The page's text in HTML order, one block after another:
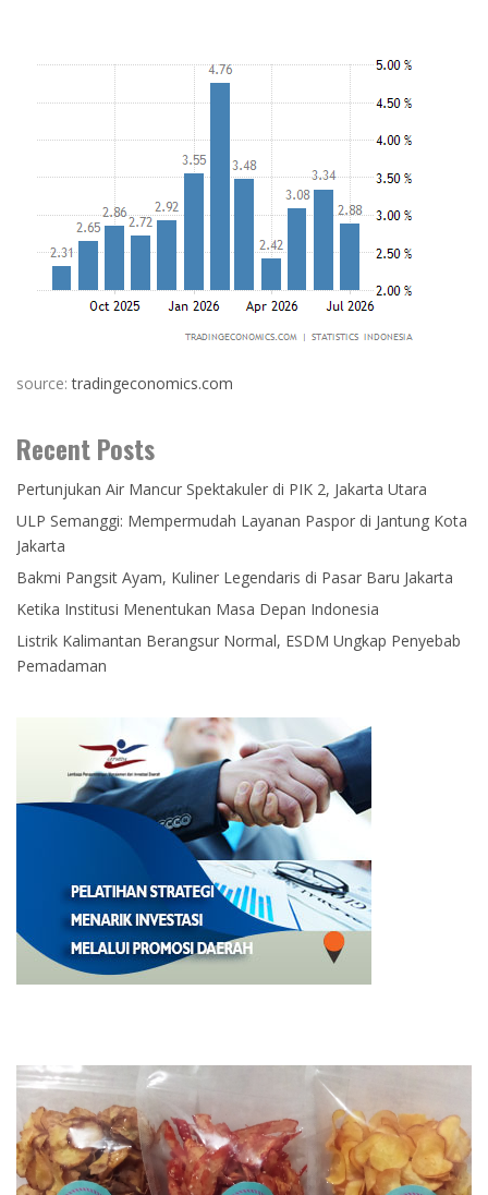
source:tradingeconomics.com
Recent Posts
Pertunjukan Air Mancur Spektakuler di PIK 2, Jakarta Utara
ULP Semanggi: Mempermudah Layanan Paspor di Jantung Kota
Jakarta
Bakmi Pangsit Ayam, Kuliner Legendaris di Pasar Baru Jakarta
Ketika Institusi Menentukan Masa Depan Indonesia
Listrik Kalimantan Berangsur Normal, ESDM Ungkap Penyebab
Pemadaman